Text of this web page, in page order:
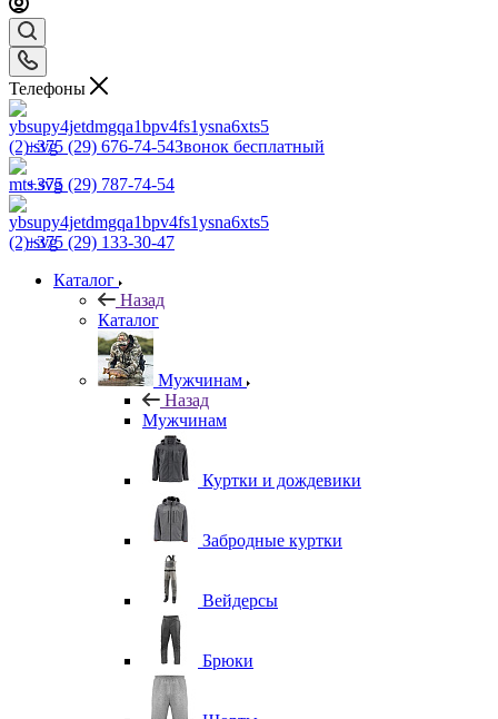
Телефоны
+375 (29) 676-74-54Звонок бесплатный
+375 (29) 787-74-54
+375 (29) 133-30-47
Каталог
Назад
Каталог
Мужчинам
Назад
Мужчинам
Куртки и дождевики
Забродные куртки
Вейдерсы
Брюки